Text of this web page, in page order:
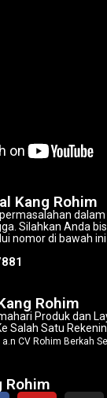
Kang Rohim
Silahkan Anda
nomor di bawah ini
Rohim
Produk dan
Salah Satu
CV Rohim Berkah
Rohim